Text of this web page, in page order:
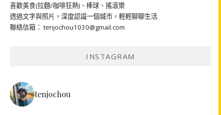
喜歡美食(拉麵/咖啡狂熱)、棒球、搖滾樂
透過文字與照片，深度認識一個城市，輕輕聊聊生活
聯絡信箱： tenjochou1030@gmail.com
INSTAGRAM
tenjochou